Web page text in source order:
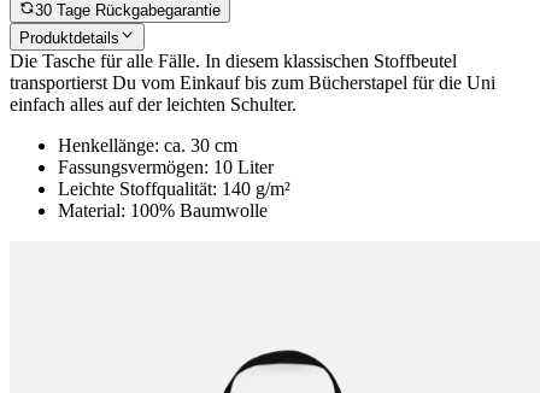
30 Tage Rückgabegarantie
Produktdetails
Die Tasche für alle Fälle. In diesem klassischen Stoffbeutel
transportierst Du vom Einkauf bis zum Bücherstapel für die Uni
einfach alles auf der leichten Schulter.
Henkellänge: ca. 30 cm
Fassungsvermögen: 10 Liter
Leichte Stoffqualität: 140 g/m²
Material: 100% Baumwolle